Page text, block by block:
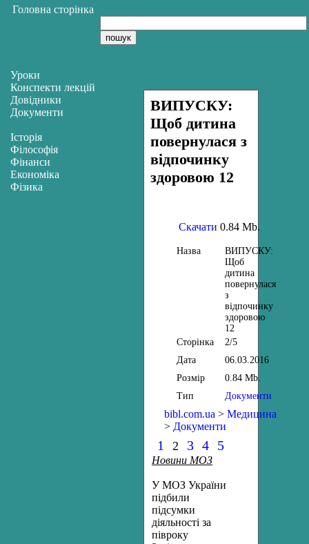
ВИПУСКУ:
Щоб дитина
повернулася з
відпочинку
здоровою 12
Скачати 0.84 Mb.
Назва
ВИПУСКУ:
Щоб
дитина
повернулася
з
відпочинку
здоровою
12
Сторінка
2/5
Дата
06.03.2016
Розмір
0.84 Mb.
Тип
Документи
bibl.com.ua > Медицина
> Документи
1 2 3 4 5
Новини МОЗ
У МОЗ України
підбили
підсумки
діяльності за
півроку
Уроки
Конспекти лекцій
Довідники
Документи
Історія
Філософія
Фінанси
Економіка
Фізика
Головна сторінка